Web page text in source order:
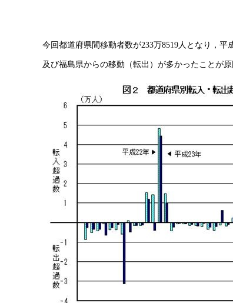
今回都道府県間移動者数が233万8519人となり，
及び福島県からの移動（転出）が多かったことが